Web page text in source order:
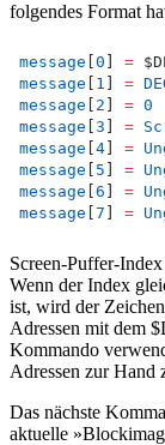
folgendes Format
message 0 =
message
1 =
message
2 = 0
message 3 =
message 4 =
message
5 =
message 6 =
message 7 =
Screen-Puffer-
Wenn der Index
ist, wird der
Adressen mit dem
Kommando
Adressen zur Hand
Das nächste
aktuelle